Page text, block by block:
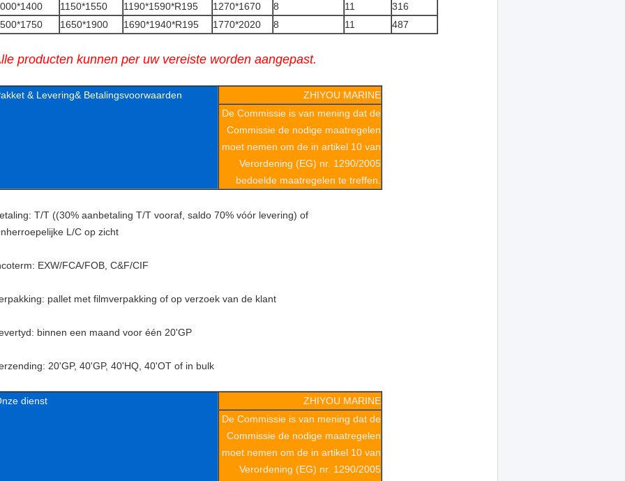
1150*1550 1190*1590*R195 1270*1670 8 11
316
1650*1900 1690*1940*R195 1770*2020 8 11 487
producten kunnen per uw vereiste worden aangepast.
& Levering& Betalingsvoorwaarden
ZHIYOU MARINE
De Commissie is van mening dat de
Commissie de nodige maatregelen
moet nemen om de in artikel 10 van
Verordening (EG) nr. 1290/2005
bedoelde maatregelen te treffen.
T/T ((30% aanbetaling T/T vooraf, saldo 70% vóór levering) of
L/C op zicht
EXW/FCA/FOB, C&F/CIF
pallet met filmverpakking of op verzoek van de klant
binnen een maand voor één 20'GP
20'GP, 40'GP, 40'HQ, 40'OT of in bulk
dienst
ZHIYOU MARINE
De Commissie is van mening dat de
Commissie de nodige maatregelen
moet nemen om de in artikel 10 van
Verordening (EG) nr. 1290/2005